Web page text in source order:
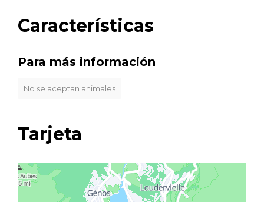
Características
Para más información
No se aceptan animales
Tarjeta